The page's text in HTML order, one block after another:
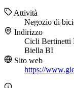
Attività
Negozio di
Indirizzo
Cicli Bertinetti
Biella BI
Sito web
https://